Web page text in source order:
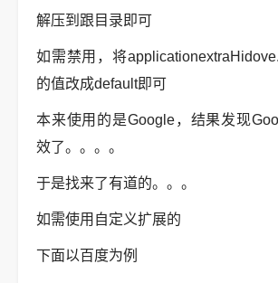
解压到跟目录即可
如需禁用，将
的值改成default即可
本来使用的是Google，结果发现
效了。。。。
于是找来了有道的。。。
如需使用自定义扩展的
下面以百度为例